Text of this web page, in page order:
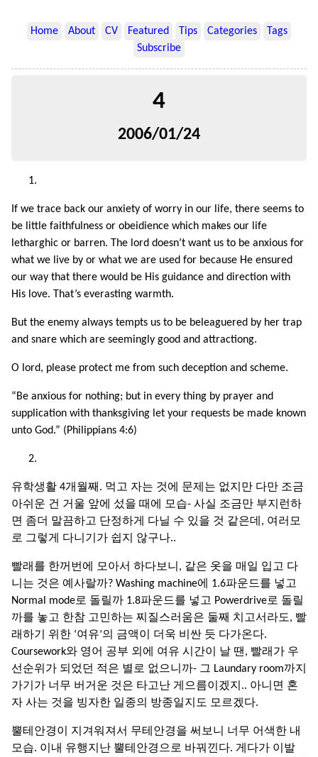
Home About CV Featured Tips Categories
Tags
Subscribe
4
2006/01/24
If we trace back our anxiety of worry in our life, there seems to
be little faithfulness or obeidience which makes our life
letharghic or barren. The lord doesn’t want us to be anxious for
what we live by or what we are used for because He ensured
our way that there would be His guidance and direction with
His love. That’s everasting warmth.
But the enemy always tempts us to be beleaguered by her trap
and snare which are seemingly good and attractiong.
O lord, please protect me from such deception and scheme.
“Be anxious for nothing; but in every thing by prayer and
supplication with thanksgiving let your requests be made known
unto God.” (Philippians 4:6)
유학생활 4개월째. 먹고 자는 것에 문제는 없지만 다만 조금
아쉬운 건 거울 앞에 섰을 때에 모습- 사실 조금만 부지런하
면 좀더 말끔하고 단정하게 다닐 수 있을 것 같은데, 여러모
로 그렇게 다니기가 쉽지 않구나..
빨래를 한꺼번에 모아서 하다보니, 같은 옷을 매일 입고 다
니는 것은 예사랄까? Washing machine에 1.6파운드를 넣고
Normal mode로 돌릴까 1.8파운드를 넣고 Powerdrive로 돌릴
까를 놓고 한참 고민하는 찌질스러움은 둘째 치고서라도, 빨
래하기 위한 ‘여유’의 금액이 더욱 비싼 듯 다가온다.
Coursework와 영어 공부 외에 여유 시간이 날 땐, 빨래가 우
선순위가 되었던 적은 별로 없으니까- 그 Laundary room까지
가기가 너무 버거운 것은 타고난 게으름이겠지.. 아니면 혼
자 사는 것을 빙자한 일종의 방종일지도 모르겠다.
뿔테안경이 지겨워져서 무테안경을 써보니 너무 어색한 내
모습. 이내 유행지난 뿔테안경으로 바꿔낀다. 게다가 이발